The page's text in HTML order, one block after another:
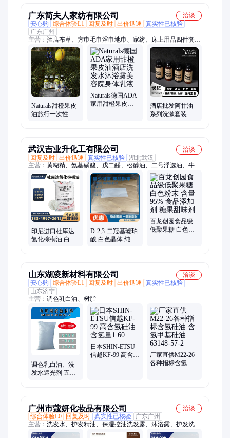
广东简夫人家纺有限公司
洽谈
安心购
综合体验L1 回复及时 出价迅速
真实性已核验
广东广州
主营： 酒店布草、方巾毛巾浴巾地巾、家纺、床上用品四件套、
毛毯、酒店用品、床尾巾、酒店床上用品四件套、医院床上用品
三件套、学校宿舍床上用品三件套、被芯
Naturals甜橙果皮
油旅行一次性洗
Naturals德国ADA
家用甜橙果皮油
酒店批发阿甘油
系列洗漱套装宾
武汉吉业升化工有限公司
洽谈
回复及时 出价迅速 真实性已核验 湖北武汉
主营： 黄糊精、氨基磺酸、戊二醛、松醇油、二号浮选油、牛油
脂肪酸、五氧化二钒、福美钠、漂粉精、氧化铅、九水硫化钠、
氨基锂、次氯酸钙、蛋白胨、羟基乙叉二膦酸、苯甲醇、苯亚磺
酸钠、氯铂酸、硅酸镁铝、草酸亚铁、草酸钛钾、甲基磺酸铋、
牛骨蛋白胨、苄基胂酸、氟化氢钾
印尼进口杜库达
氢化棕榈油 白色
D-2,3-二羟基琥珀
酸 白色晶体 纯品
百龙创园食品级
低聚果糖 白色粉
山东湖凌新材料有限公司
洽谈
安心购
综合体验L1 回复及时 出价迅速
真实性已核验
山东济宁
主营： 调色乳白油、树脂
调色乳白油、洗
发水遮光剂 五百
日本SHIN-ETSU
信越KF-99 高含氢
厂家直供M22-26
各种指标含氢硅
广州市蔻妍化妆品有限公司
洽谈
综合体验L0
回复及时 真实性已核验
广东广州
主营： 洗发水、护发精油、保湿控油洗发露、沐浴露、护发洗发
露、去屑香氛洗发乳